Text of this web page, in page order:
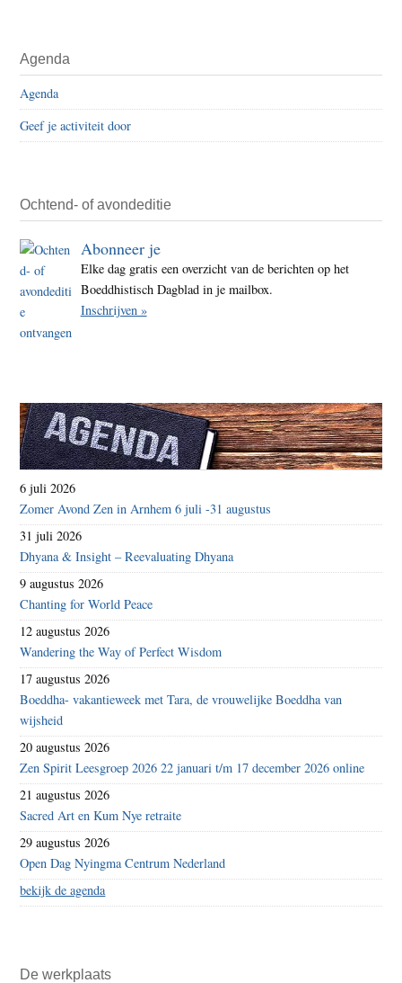
Agenda
Agenda
Geef je activiteit door
Ochtend- of avondeditie
Abonneer je
Elke dag gratis een overzicht van de berichten op het
Boeddhistisch Dagblad in je mailbox.
Inschrijven »
6 juli 2026
Zomer Avond Zen in Arnhem 6 juli -31 augustus
31 juli 2026
Dhyana & Insight – Reevaluating Dhyana
9 augustus 2026
Chanting for World Peace
12 augustus 2026
Wandering the Way of Perfect Wisdom
17 augustus 2026
Boeddha- vakantieweek met Tara, de vrouwelijke Boeddha van
wijsheid
20 augustus 2026
Zen Spirit Leesgroep 2026 22 januari t/m 17 december 2026 online
21 augustus 2026
Sacred Art en Kum Nye retraite
29 augustus 2026
Open Dag Nyingma Centrum Nederland
bekijk de agenda
De werkplaats